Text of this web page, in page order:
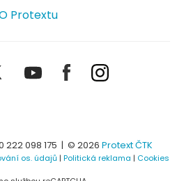
Protextu
TwitterYoutubeFacebookInstagram
222 098 175 | © 2026 Protext ČTK
os. údajů| Politická reklama | Cookies